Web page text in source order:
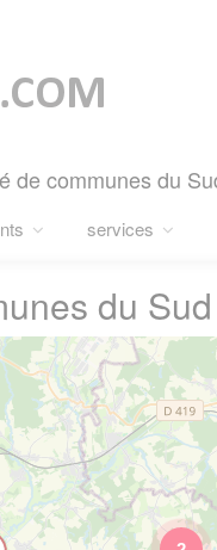
de communes du
services
du